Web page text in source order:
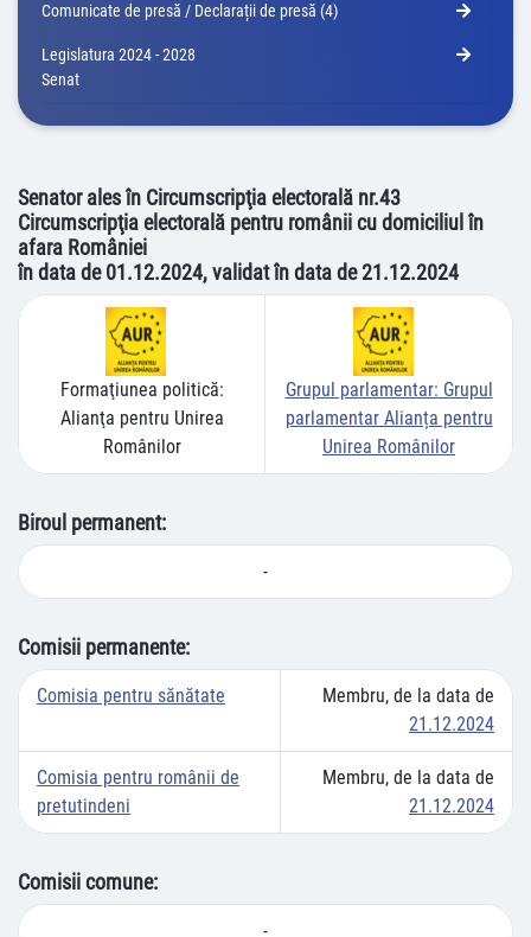
Comunicate de presă / Declarații de presă (4)
Legislatura 2024 - 2028
Senat
Senator ales în Circumscripţia electorală nr.43
Circumscripţia electorală pentru românii cu domiciliul în
afara României
în data de 01.12.2024, validat în data de 21.12.2024
Formaţiunea politică:
Alianţa pentru Unirea
Românilor
Grupul parlamentar: Grupul
parlamentar Alianța pentru
Unirea Românilor
Biroul permanent:
-
Comisii permanente:
Comisia pentru sănătate
Membru, de la data de
21.12.2024
Comisia pentru românii de
pretutindeni
Membru, de la data de
21.12.2024
Comisii comune:
-